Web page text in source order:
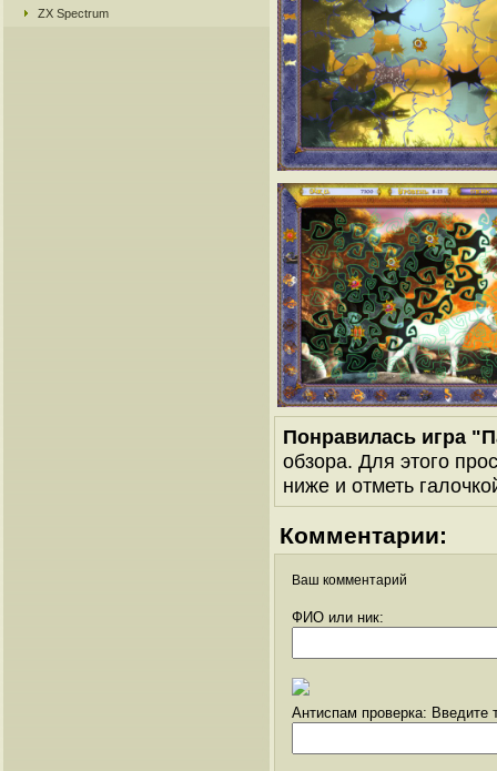
ZX Spectrum
Понравилась игра
обзора. Для этого
ниже и отметь
Комментарии:
Ваш комментарий
ФИО или ник:
Антиспам проверка: Введите